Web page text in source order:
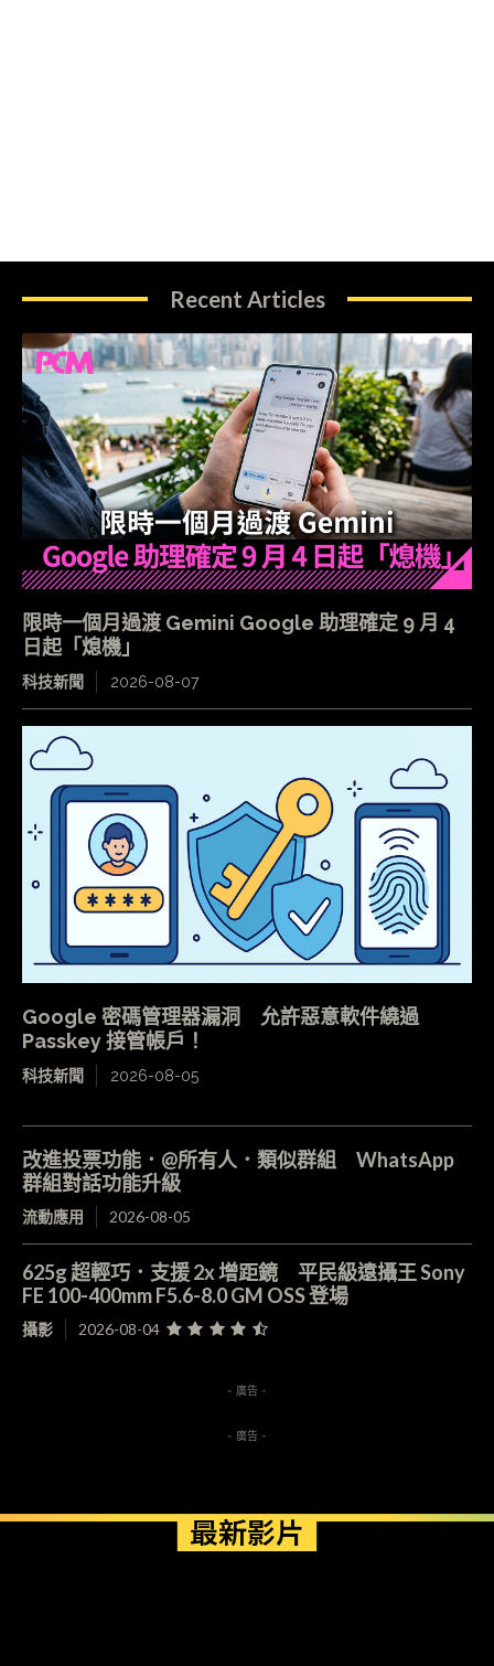
Recent Articles
限時一個月過渡 Gemini Google 助理確定 9 月 4
日起「熄機」
科技新聞 2026-08-07
Google 密碼管理器漏洞 允許惡意軟件繞過
Passkey 接管帳戶！
科技新聞 2026-08-05
改進投票功能．@所有人．類似群組 WhatsApp
群組對話功能升級
流動應用 2026-08-05
625g 超輕巧．支援 2x 增距鏡 平民級遠攝王 Sony
FE 100-400mm F5.6-8.0 GM OSS 登場
攝影 2026-08-04
- 廣告 -
- 廣告 -
最新影片